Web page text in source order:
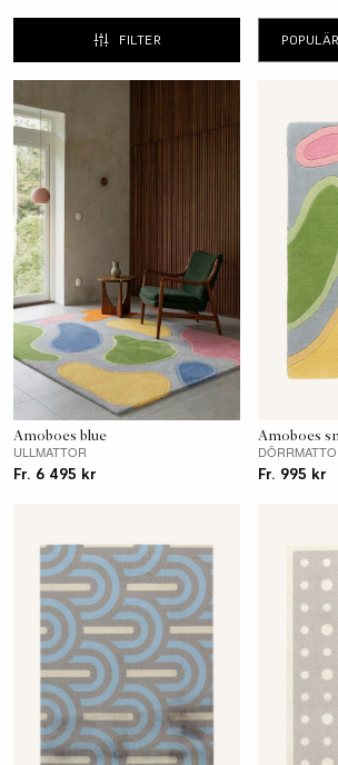
Stina Hagström är designer och
skapat allt från kläder till
får färg och form stå i
FILTER
Amoboes blue
ULLMATTOR
Fr. 6 495 kr
Amoboes
Fr. 995 kr